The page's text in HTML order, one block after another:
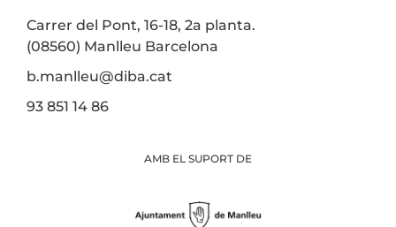
Carrer del Pont, 16-18, 2a planta.
(08560) Manlleu Barcelona
b.manlleu@diba.cat
93 851 14 86
AMB EL SUPORT DE